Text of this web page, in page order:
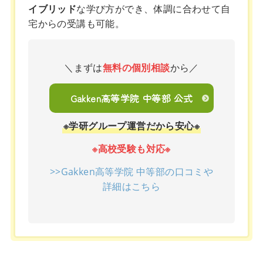
イブリッドな学び方ができ、体調に合わせて自
宅からの受講も可能。
＼まずは無料の個別相談から／
Gakken高等学院 中等部 公式
※学研グループ運営だから安心※
※高校受験も対応※
>>Gakken高等学院 中等部の口コミや
詳細はこちら